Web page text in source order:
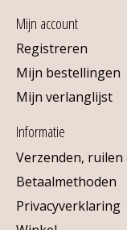
Mijn account
Registreren
Mijn bestellingen
Mijn verlanglijst
Informatie
Verzenden,
Betaalmethoden
Privacyverklaring